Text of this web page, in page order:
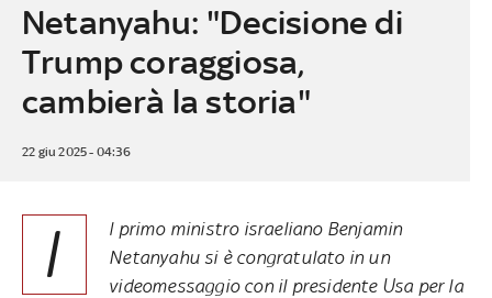
Netanyahu: "Decisione di
Trump coraggiosa,
cambierà la storia"
22 giu 2025 - 04:36
I
l primo ministro israeliano Benjamin
Netanyahu si è congratulato in un
videomessaggio con il presidente Usa per la